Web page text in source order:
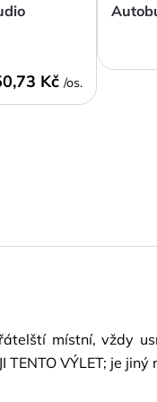
Kč /os.
místní, vždy
VÝLET; je jiný